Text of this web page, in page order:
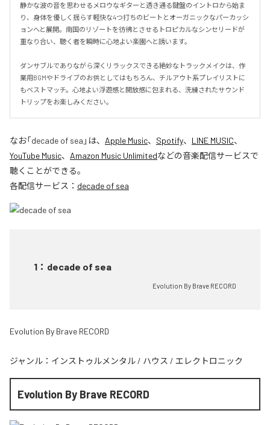
静かな波の音を思わせるメロウなギターと透き通る鍵盤のイントロから始ま
り、身体を優しく揺らす軽快な4つ打ちのビートとオーガニックなパーカッシ
ョンへと展開。南国のリゾートを彷彿とさせるトロピカルなシンセリードが
重なり合い、聴く者を瞬時に心地よい楽園へと誘います。
ダンサブルでありながら深くリラックスできる絶妙なトラックメイクは、作
業用BGMやドライブのお供としてはもちろん、チルアウト系プレイリストに
もベストマッチ。心地よい浮遊感と開放感に包まれる、洗練されたサウンド
トリップをお楽しみください。
なお「decade of sea 」は、 Apple Music、 Spotify、 LINE MUSIC、
YouTube Music、 Amazon Music Unlimitedなどの音楽配信サービスで
聴くことができる。
各配信サービス： decade of sea
1 ： decade of sea
Evolution By Brave RECORD
Evolution By Brave RECORD
ジャンル： インストゥルメンタル / ハウス / エレクトロニック
Evolution By Brave RECORD